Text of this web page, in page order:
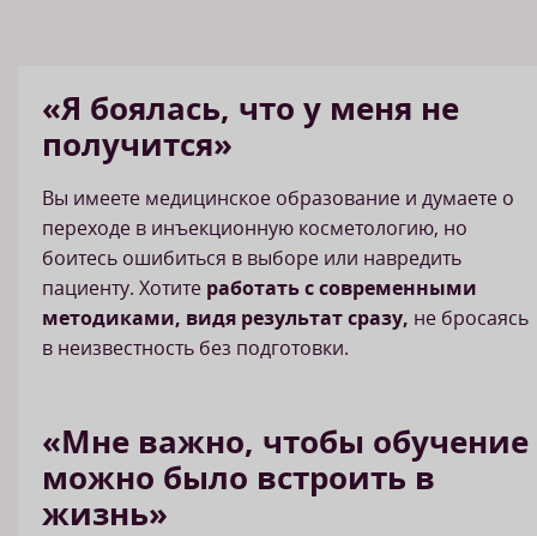
«Я боялась, что у меня не
получится»
Вы имеете медицинское образование и думаете о
переходе в инъекционную косметологию, но
боитесь ошибиться в выборе или навредить
пациенту. Хотите работать с современными
методиками, видя результат сразу, не бросаясь
в неизвестность без подготовки.
«Мне важно, чтобы обучение
можно было встроить в
жизнь»